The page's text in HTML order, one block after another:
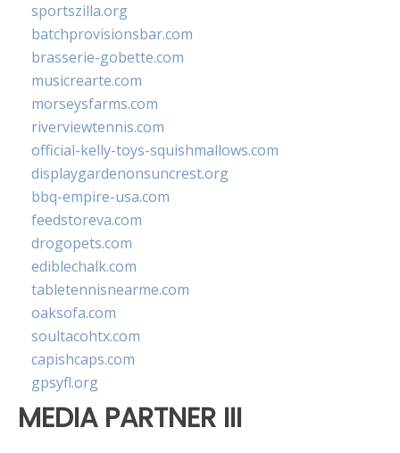
sportszilla.org
batchprovisionsbar.com
brasserie-gobette.com
musicrearte.com
morseysfarms.com
riverviewtennis.com
official-kelly-toys-squishmallows.com
displaygardenonsuncrest.org
bbq-empire-usa.com
feedstoreva.com
drogopets.com
ediblechalk.com
tabletennisnearme.com
oaksofa.com
soultacohtx.com
capishcaps.com
gpsyfl.org
MEDIA PARTNER III